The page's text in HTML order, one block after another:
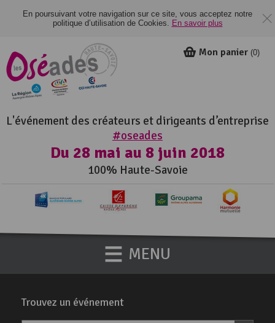
En poursuivant votre navigation sur ce site, vous acceptez notre
politique d’utilisation de Cookies. En savoir plus
L'événement des créateurs et dirigeants d’entreprise
#oseades
Du 28 mai au 8 juin 2018
100% Haute-Savoie
Mon panier (0)
MENU
Trouvez un événement